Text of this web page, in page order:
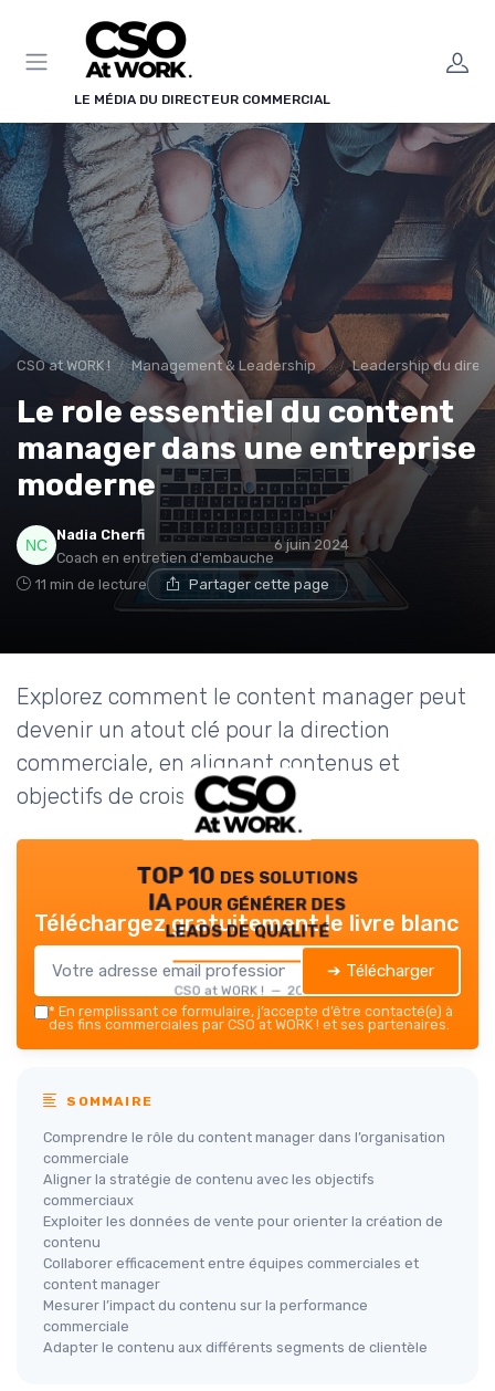
LE MÉDIA DU DIRECTEUR COMMERCIAL
CSO at WORK ! Management & Leadership Commercial Leadership du
Le role essentiel du content
manager dans une entreprise
moderne
Nadia Cherfi
Coach en entretien d'embauche
6 juin 2024
11 min de lecture Partager cette page
Explorez comment le content manager peut
devenir un atout clé pour la direction
commerciale, en alignant contenus et
objectifs de croissance.
TOP 10 des solutions
IA pour générer des
leads de qualité
CSO at WORK ! — 2026
Téléchargez gratuitement le livre blanc
➔ Télécharger
* En remplissant ce formulaire, j’accepte d’être contacté(e) à
des fins commerciales par CSO at WORK ! et ses partenaires.
SOMMAIRE
Comprendre le rôle du content manager dans l’organisation
commerciale
Aligner la stratégie de contenu avec les objectifs
commerciaux
Exploiter les données de vente pour orienter la création de
contenu
Collaborer efficacement entre équipes commerciales et
content manager
Mesurer l’impact du contenu sur la performance
commerciale
Adapter le contenu aux différents segments de clientèle